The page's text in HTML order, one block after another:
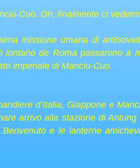
Cuo. Oh, finalmente ci
missione umana di
de Roma passarono a
imperiale di Manciu-Cuo.
d’Italia, Giappone e
arrivo alla stazione di
e le lanterne